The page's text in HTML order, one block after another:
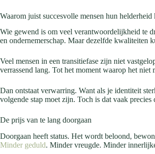
Waarom juist succesvolle mensen hun helderheid
Wie gewend is om veel verantwoordelijkheid te
en ondernemerschap. Maar dezelfde kwaliteiten
Veel mensen in een transitiefase zijn niet
verrassend lang. Tot het moment waarop het niet
Dan ontstaat verwarring. Want als je identiteit
volgende stap moet zijn. Toch is dat vaak
De prijs van te lang doorgaan
Doorgaan heeft status. Het wordt beloond,
Minder geduld. Minder vreugde. Minder